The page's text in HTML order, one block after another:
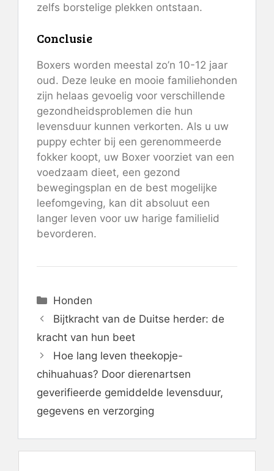
zelfs borstelige plekken ontstaan.
Conclusie
Boxers worden meestal zo’n 10-12 jaar
oud. Deze leuke en mooie familiehonden
zijn helaas gevoelig voor verschillende
gezondheidsproblemen die hun
levensduur kunnen verkorten. Als u uw
puppy echter bij een gerenommeerde
fokker koopt, uw Boxer voorziet van een
voedzaam dieet, een gezond
bewegingsplan en de best mogelijke
leefomgeving, kan dit absoluut een
langer leven voor uw harige familielid
bevorderen.
Categorieën
Honden
Bijtkracht van de Duitse herder: de
kracht van hun beet
Hoe lang leven theekopje-
chihuahuas? Door dierenartsen
geverifieerde gemiddelde levensduur,
gegevens en verzorging